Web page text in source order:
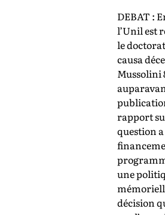
DEBAT :
l’Unil est
le
causa
Mussolini
rapport
question
une
décision